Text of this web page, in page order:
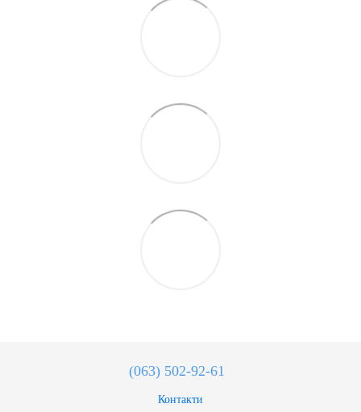
(063) 502-92-61
Контакти